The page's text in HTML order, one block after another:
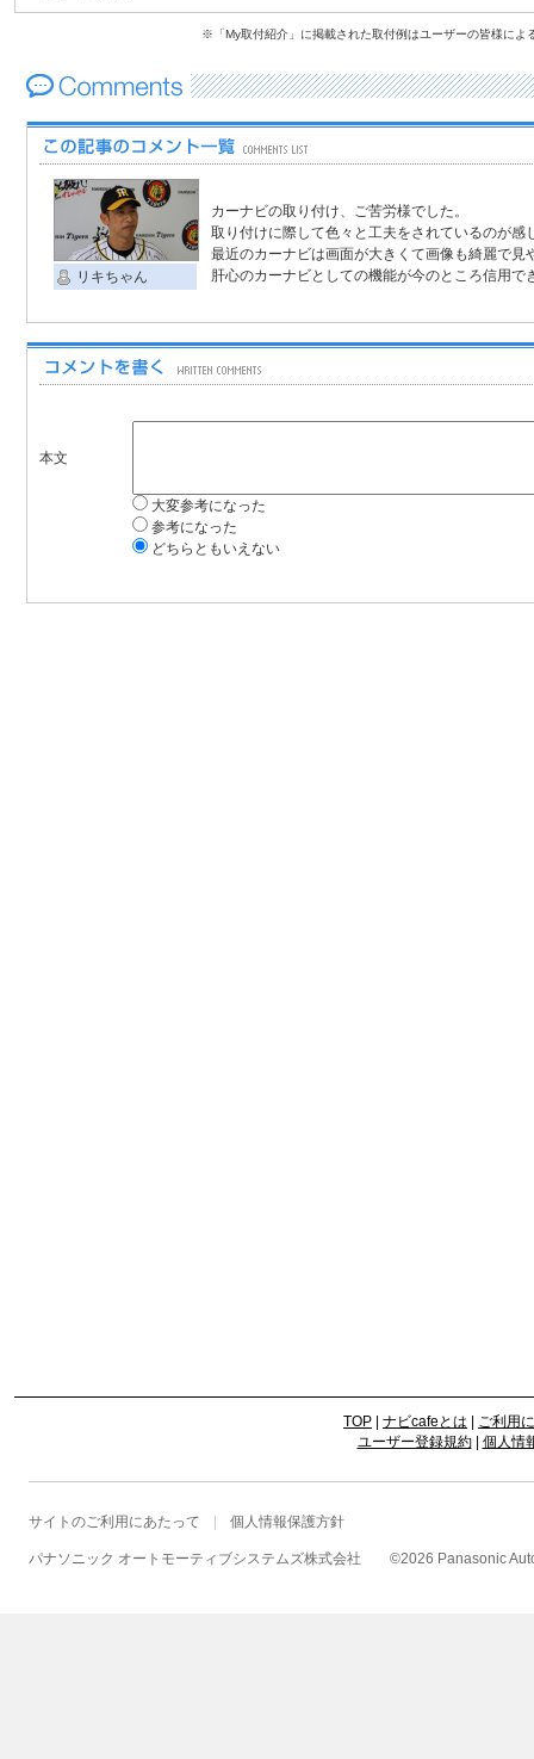
※「My取付紹介」に掲載された取付例はユーザーの皆様によ
リキちゃん
カーナビの取り付け、ご苦労様でした。
取り付けに際して色々と工夫をされているのが感
最近のカーナビは画面が大きくて画像も綺麗で見
肝心のカーナビとしての機能が今のところ信用で
本文
大変参考になった
参考になった
どちらともいえない
TOP ナビcafeとは
ご利用
ユーザー登録規約| 個人情
サイトのご利用にあたって 個人情報保護方針
パナソニック オートモーティブシステムズ株式会社 ©2026 Panasonic